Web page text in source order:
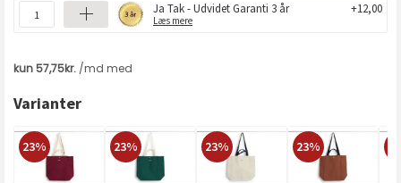
Ja Tak - Udvidet Garanti 3 år
Læs mere
+12,00
Varianter
23% 23% 23% 23%